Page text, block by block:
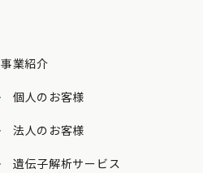
事業紹介
個人のお客様
法人のお客様
遺伝子解析サービス